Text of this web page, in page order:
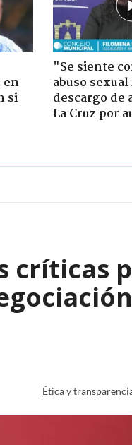
en
si
"Se siente
abuso
descargo de
La Cruz por
críticas
Ética y